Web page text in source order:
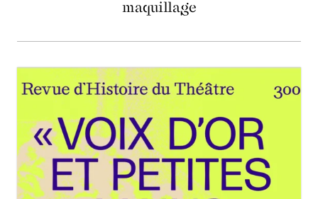
maquillage